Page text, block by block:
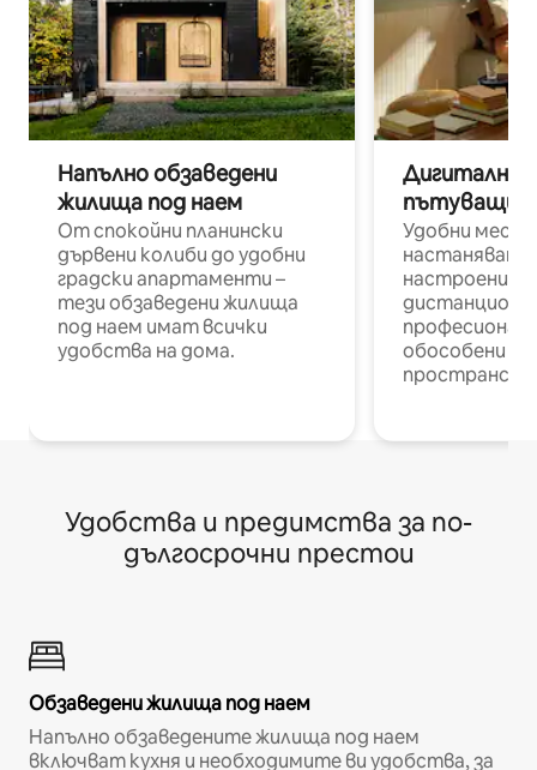
Напълно обзаведени
жилища под наем
От спокойни планински
дървени колиби до удобни
градски апартаменти –
тези обзаведени жилища
под наем имат всички
удобства на дома.
Дигитални
пътуващи
Удобни
настаняване
настроени и
обособени
Удобства и предимства за по-
дългосрочни престои
Обзаведени жилища под наем
Напълно обзаведените жилища под наем
включват кухня и необходимите ви удобства, за